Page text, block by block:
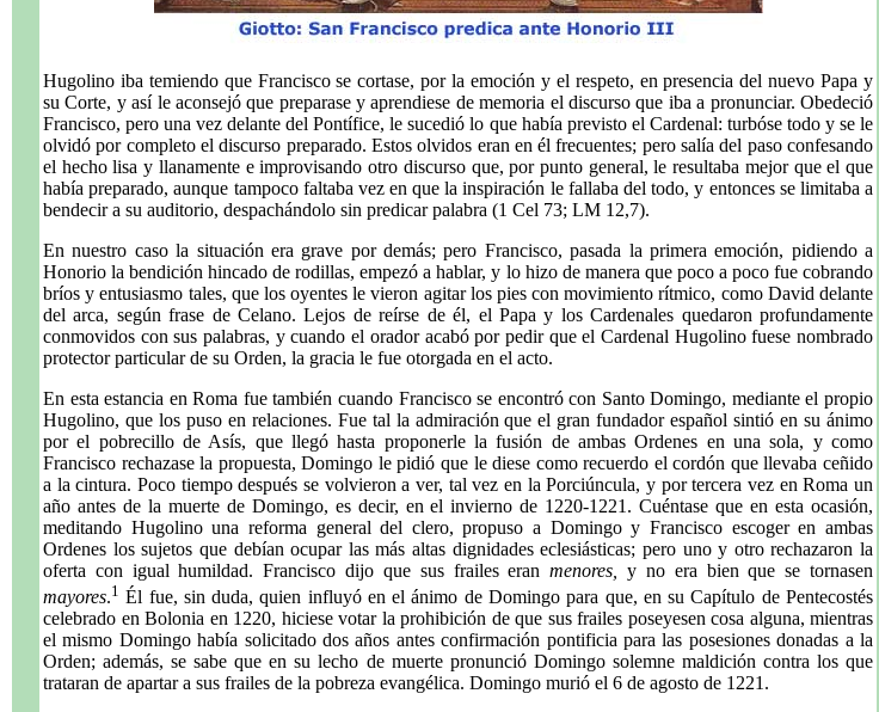
Hugolino iba temiendo que Francisco se cortase, por la emoción y el respeto, en presencia del nuevo Papa y
su Corte, y así le aconsejó que preparase y aprendiese de memoria el discurso que iba a pronunciar. Obedeció
Francisco, pero una vez delante del Pontífice, le sucedió lo que había previsto el Cardenal: turbóse todo y se le
olvidó por completo el discurso preparado. Estos olvidos eran en él frecuentes; pero salía del paso confesando
el hecho lisa y llanamente e improvisando otro discurso que, por punto general, le resultaba mejor que el que
había preparado, aunque tampoco faltaba vez en que la inspiración le fallaba del todo, y entonces se limitaba a
bendecir a su auditorio, despachándolo sin predicar palabra (1 Cel 73; LM 12,7).
En nuestro caso la situación era grave por demás; pero Francisco, pasada la primera emoción, pidiendo a
Honorio la bendición hincado de rodillas, empezó a hablar, y lo hizo de manera que poco a poco fue cobrando
bríos y entusiasmo tales, que los oyentes le vieron agitar los pies con movimiento rítmico, como David delante
del arca, según frase de Celano. Lejos de reírse de él, el Papa y los Cardenales quedaron profundamente
conmovidos con sus palabras, y cuando el orador acabó por pedir que el Cardenal Hugolino fuese nombrado
protector particular de su Orden, la gracia le fue otorgada en el acto.
En esta estancia en Roma fue también cuando Francisco se encontró con Santo Domingo, mediante el propio
Hugolino, que los puso en relaciones. Fue tal la admiración que el gran fundador español sintió en su ánimo
por el pobrecillo de Asís, que llegó hasta proponerle la fusión de ambas Ordenes en una sola, y como
Francisco rechazase la propuesta, Domingo le pidió que le diese como recuerdo el cordón que llevaba ceñido
a la cintura. Poco tiempo después se volvieron a ver, tal vez en la Porciúncula, y por tercera vez en Roma un
año antes de la muerte de Domingo, es decir, en el invierno de 1220-1221. Cuéntase que en esta ocasión,
meditando Hugolino una reforma general del clero, propuso a Domingo y Francisco escoger en ambas
Ordenes los sujetos que debían ocupar las más altas dignidades eclesiásticas; pero uno y otro rechazaron la
oferta con igual humildad. Francisco dijo que sus frailes eranmenores,
y no era bien que se tornasen
mayores.1 Él fue, sin duda, quien influyó en el ánimo de Domingo para que, en su Capítulo de Pentecostés
celebrado en Bolonia en 1220, hiciese votar la prohibición de que sus frailes poseyesen cosa alguna, mientras
el mismo Domingo había solicitado dos años antes confirmación pontificia para las posesiones donadas a la
Orden; además, se sabe que en su lecho de muerte pronunció Domingo solemne maldición contra los que
trataran de apartar a sus frailes de la pobreza evangélica. Domingo murió el 6 de agosto de 1221.